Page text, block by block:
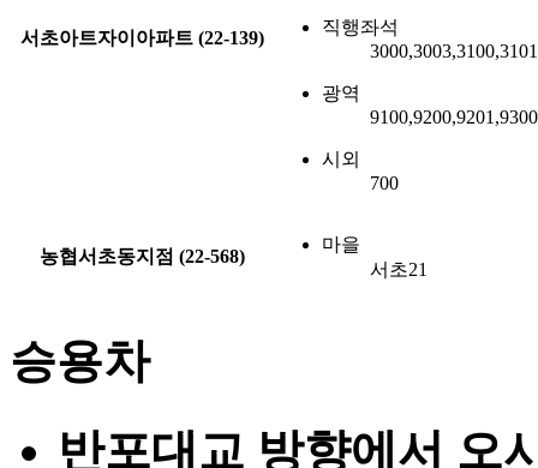
서초아트자이아파트 (22-139)
직행좌석
광역
시외
700
농협서초동지점 (22-568)
마을
서초21
승용차
반포대교 방향에서 오